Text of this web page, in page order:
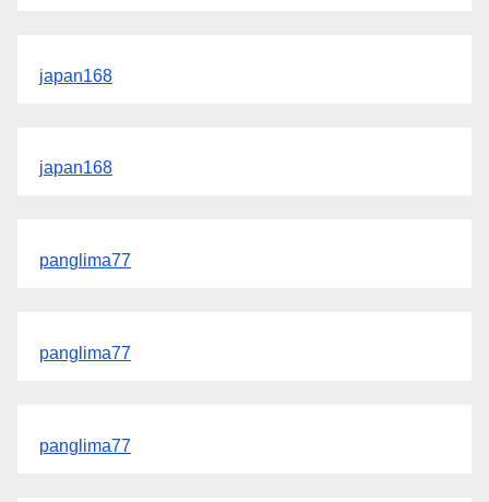
japan168
japan168
panglima77
panglima77
panglima77